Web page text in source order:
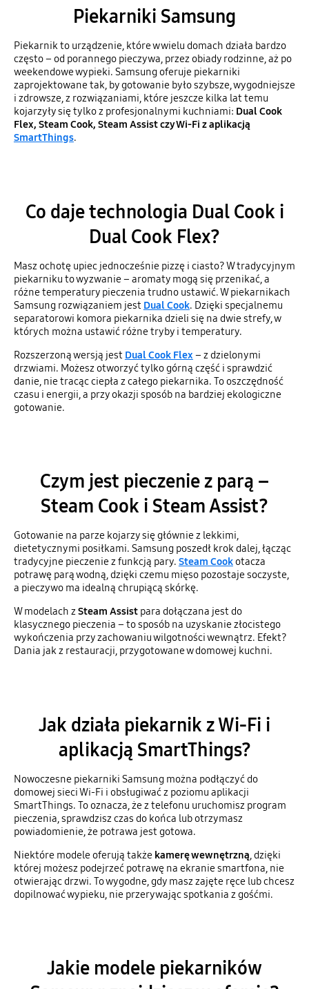
Piekarniki Samsung
Piekarnik to urządzenie, które w wielu domach działa bardzo
często – od porannego pieczywa, przez obiady rodzinne, aż po
weekendowe wypieki. Samsung oferuje piekarniki
zaprojektowane tak, by gotowanie było szybsze, wygodniejsze
i zdrowsze, z rozwiązaniami, które jeszcze kilka lat temu
kojarzyły się tylko z profesjonalnymi kuchniami: Dual Cook
Flex, Steam Cook, Steam Assist czy Wi-Fi z aplikacją
SmartThings.
Co daje technologia Dual Cook i
Dual Cook Flex?
Masz ochotę upiec jednocześnie pizzę i ciasto? W tradycyjnym
piekarniku to wyzwanie – aromaty mogą się przenikać, a
różne temperatury pieczenia trudno ustawić. W piekarnikach
Samsung rozwiązaniem jest Dual Cook. Dzięki specjalnemu
separatorowi komora piekarnika dzieli się na dwie strefy, w
których można ustawić różne tryby i temperatury.
Rozszerzoną wersją jest Dual Cook Flex – z dzielonymi
drzwiami. Możesz otworzyć tylko górną część i sprawdzić
danie, nie tracąc ciepła z całego piekarnika. To oszczędność
czasu i energii, a przy okazji sposób na bardziej ekologiczne
gotowanie.
Czym jest pieczenie z parą –
Steam Cook i Steam Assist?
Gotowanie na parze kojarzy się głównie z lekkimi,
dietetycznymi posiłkami. Samsung poszedł krok dalej, łącząc
tradycyjne pieczenie z funkcją pary. Steam Cookotacza
potrawę parą wodną, dzięki czemu mięso pozostaje soczyste,
a pieczywo ma idealną chrupiącą skórkę.
W modelach zSteam Assistpara dołączana jest do
klasycznego pieczenia – to sposób na uzyskanie złocistego
wykończenia przy zachowaniu wilgotności wewnątrz. Efekt?
Dania jak z restauracji, przygotowane w domowej kuchni.
Jak działa piekarnik z Wi-Fi i
aplikacją SmartThings?
Nowoczesne piekarniki Samsung można podłączyć do
domowej sieci Wi-Fi i obsługiwać z poziomu aplikacji
SmartThings. To oznacza, że z telefonu uruchomisz program
pieczenia, sprawdzisz czas do końca lub otrzymasz
powiadomienie, że potrawa jest gotowa.
Niektóre modele oferują także kamerę wewnętrzną, dzięki
której możesz podejrzeć potrawę na ekranie smartfona, nie
otwierając drzwi. To wygodne, gdy masz zajęte ręce lub chcesz
dopilnować wypieku, nie przerywając spotkania z gośćmi.
Jakie modele piekarników